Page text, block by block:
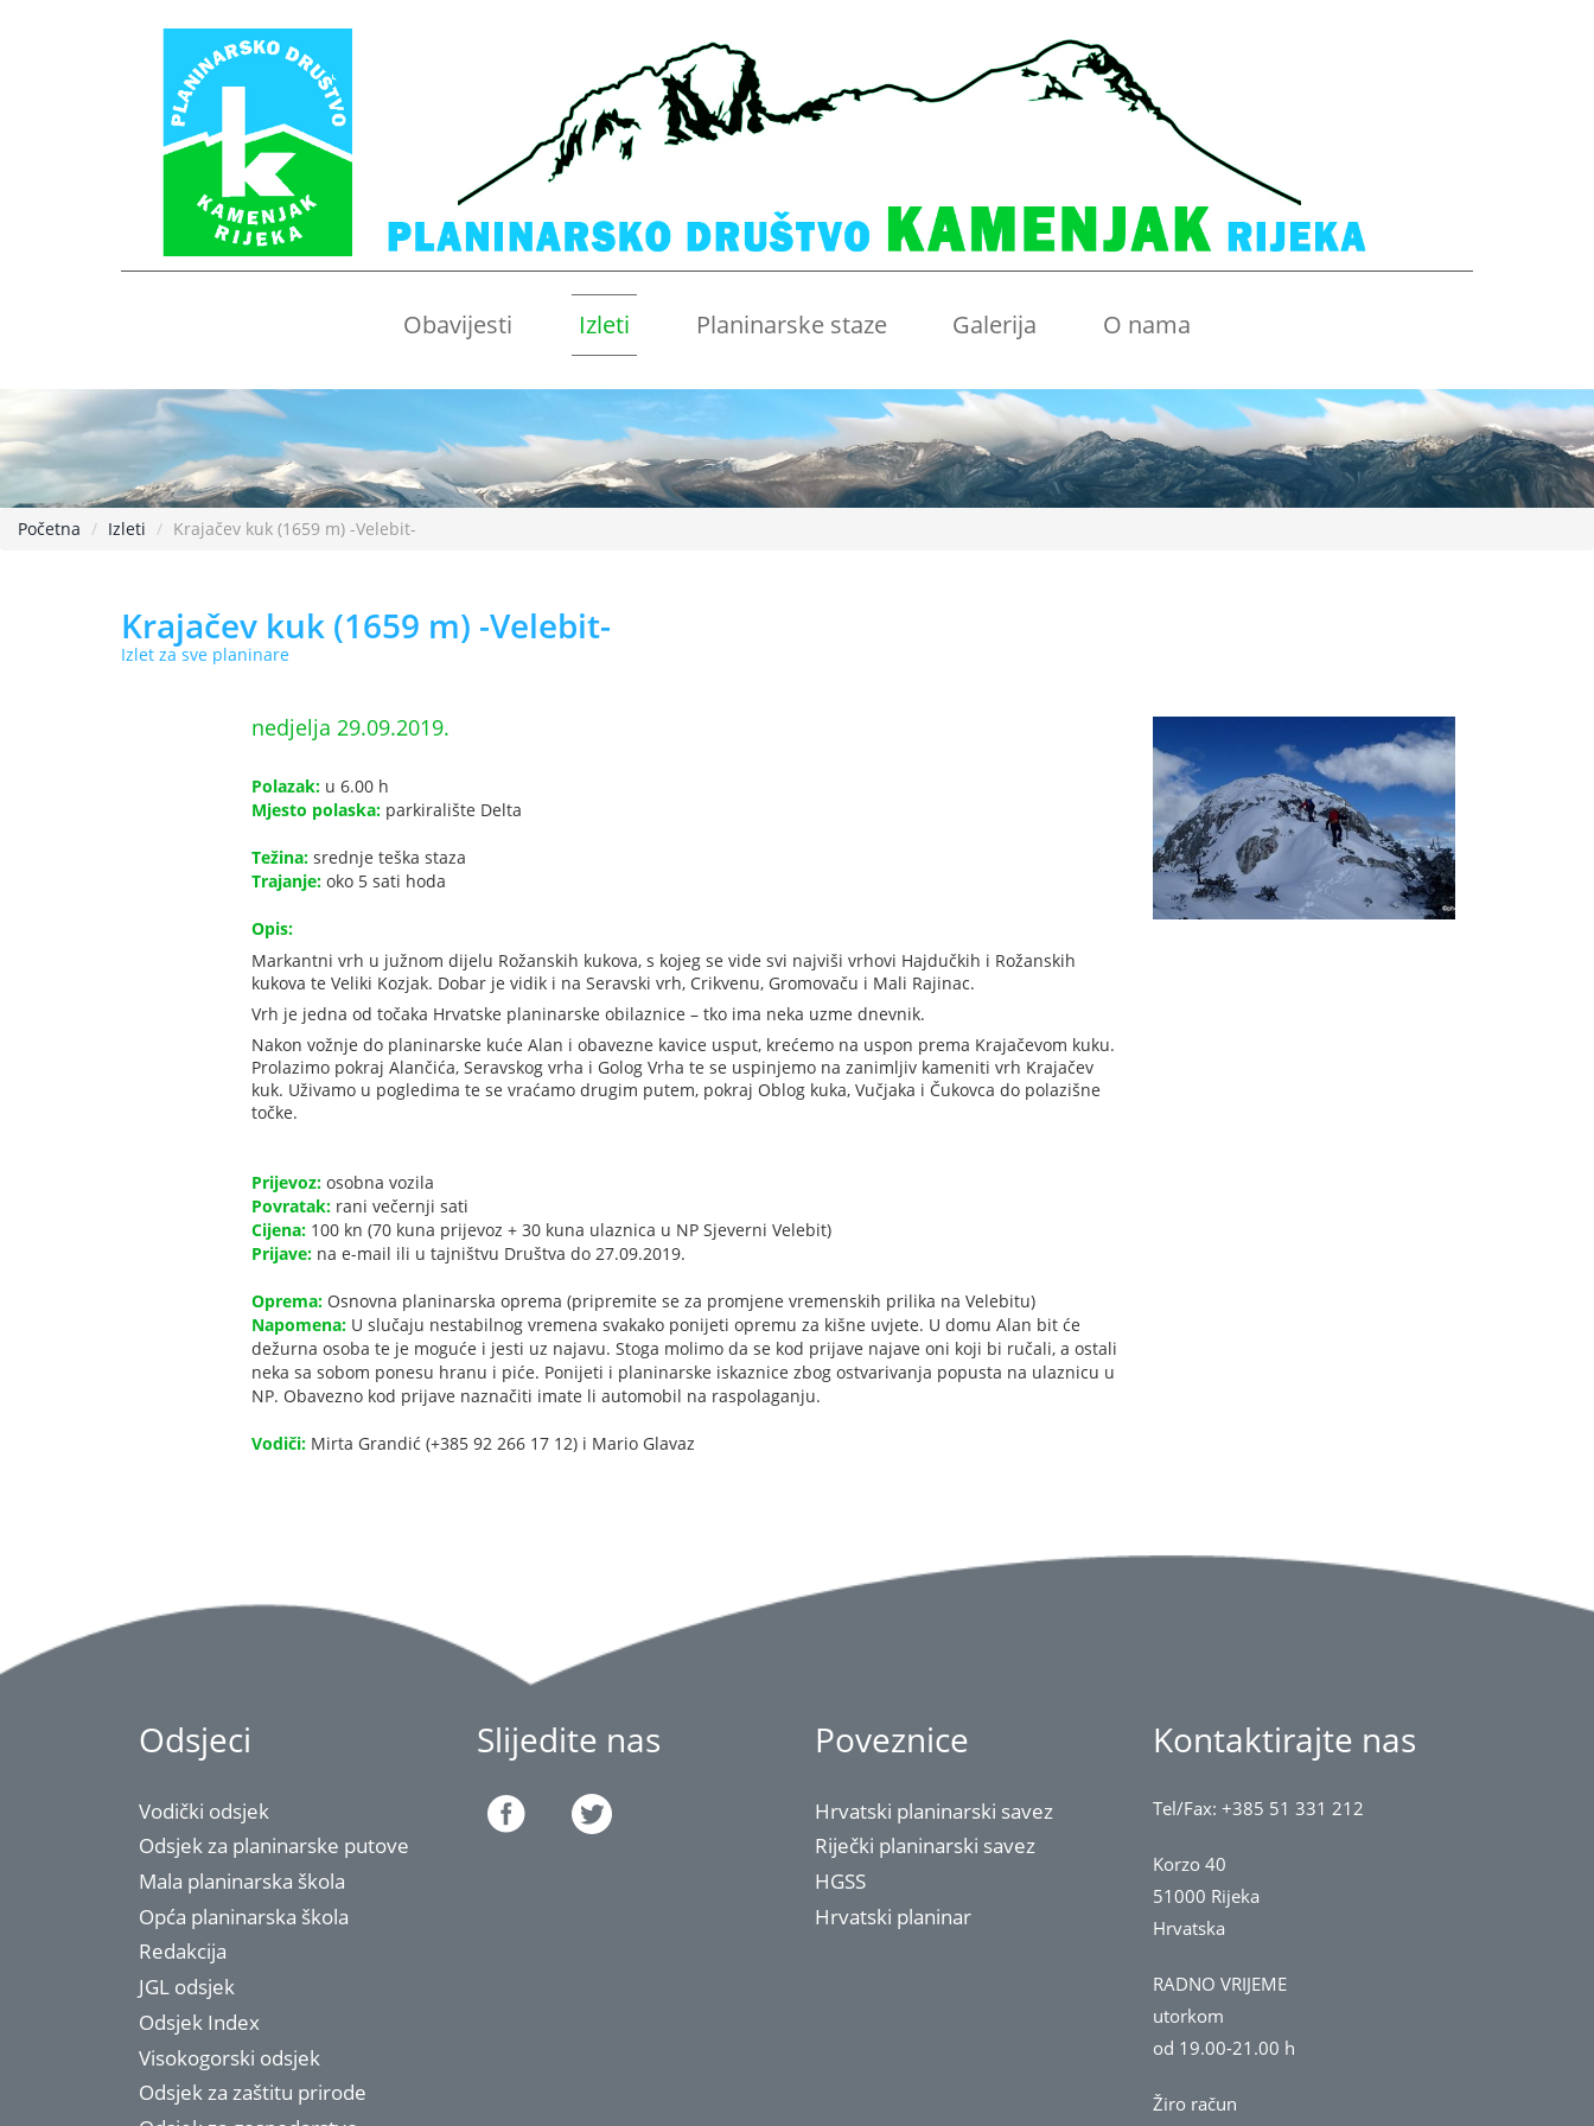
Obavijesti Izleti Planinarske staze Galerija O nama
Početna Izleti Krajačev kuk (1659 m) -Velebit-
Krajačev kuk (1659 m) -Velebit-
Izlet za sve planinare
nedjelja 29.09.2019.
Polazak: u 6.00 h
Mjesto polaska: parkiralište Delta
Težina: srednje teška staza
Trajanje: oko 5 sati hoda
Opis:
Markantni vrh u južnom dijelu Rožanskih kukova, s kojeg se vide svi najviši vrhovi Hajdučkih i Rožanskih
kukova te Veliki Kozjak. Dobar je vidik i na Seravski vrh, Crikvenu, Gromovaču i Mali Rajinac.
Vrh je jedna od točaka Hrvatske planinarske obilaznice – tko ima neka uzme dnevnik.
Nakon vožnje do planinarske kuće Alan i obavezne kavice usput, krećemo na uspon prema Krajačevom kuku.
Prolazimo pokraj Alančića, Seravskog vrha i Golog Vrha te se uspinjemo na zanimljiv kameniti vrh Krajačev
kuk. Uživamo u pogledima te se vraćamo drugim putem, pokraj Oblog kuka, Vučjaka i Čukovca do polazišne
točke.
Prijevoz: osobna vozila
Povratak: rani večernji sati
Cijena: 100 kn (70 kuna prijevoz + 30 kuna ulaznica u NP Sjeverni Velebit)
Prijave: na e-mail ili u tajništvu Društva do 27.09.2019.
Oprema: Osnovna planinarska oprema (pripremite se za promjene vremenskih prilika na Velebitu)
Napomena: U slučaju nestabilnog vremena svakako ponijeti opremu za kišne uvjete. U domu Alan bit će
dežurna osoba te je moguće i jesti uz najavu. Stoga molimo da se kod prijave najave oni koji bi ručali, a ostali
neka sa sobom ponesu hranu i piće. Ponijeti i planinarske iskaznice zbog ostvarivanja popusta na ulaznicu u
NP. Obavezno kod prijave naznačiti imate li automobil na raspolaganju.
Vodiči: Mirta Grandić (+385 92 266 17 12) i Mario Glavaz
Odsjeci
Vodički odsjek
Odsjek za planinarske putove
Mala planinarska škola
Opća planinarska škola
Redakcija
JGL odsjek
Odsjek Index
Visokogorski odsjek
Odsjek za zaštitu prirode
Slijedite nas Poveznice
Hrvatski planinarski savez
Riječki planinarski savez
HGSS
Hrvatski planinar
Kontaktirajte nas
Tel/Fax: +385 51 331 212
Korzo 40
51000 Rijeka
Hrvatska
RADNO VRIJEME
utorkom
od 19.00-21.00 h
Žiro račun